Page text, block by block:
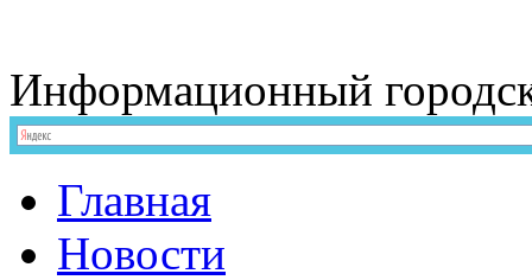
Информационный
Главная
Новости